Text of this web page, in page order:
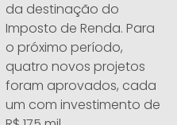
da destinação do
Imposto de Renda. Para
o próximo período,
quatro novos projetos
foram aprovados, cada
um com investimento de